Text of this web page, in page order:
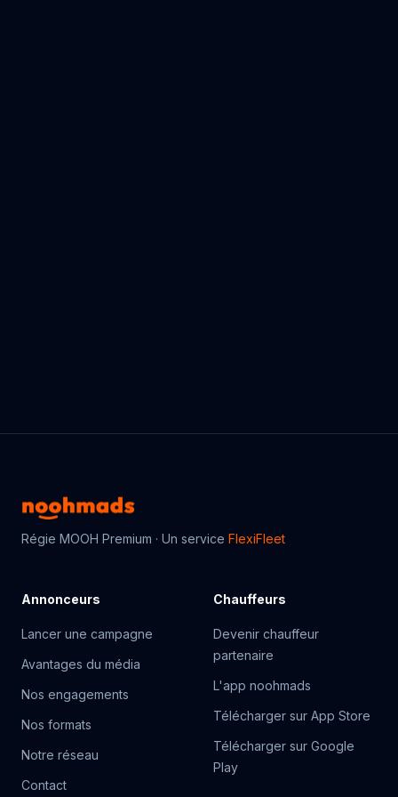
Régie MOOH Premium · Un service FlexiFleet
Annonceurs
Lancer une campagne
Avantages du média
Nos engagements
Nos formats
Notre réseau
Contact
Chauffeurs
Devenir chauffeur
partenaire
L'app noohmads
Télécharger sur App Store
Télécharger sur Google
Play